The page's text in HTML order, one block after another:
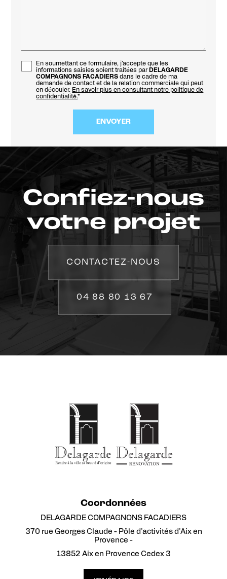
En soumettant ce formulaire, j'accepte que les
informations saisies soient traitées par DELAGARDE
COMPAGNONS FACADIERS dans le cadre de ma
demande de contact et de la relation commerciale qui peut
en découler. En savoir plus en consultant notre politique de
confidentialité.*
Confiez-nous
votre projet
CONTACTEZ-NOUS
04 88 80 13 67
Coordonnées
DELAGARDE COMPAGNONS FACADIERS
370 rue Georges Claude - Pôle d'activités d'Aix en
Provence -
13852 Aix en Provence Cedex 3